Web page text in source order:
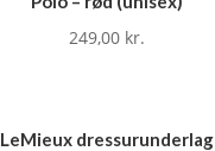
249,00 kr.
LeMieux dressurunderlag